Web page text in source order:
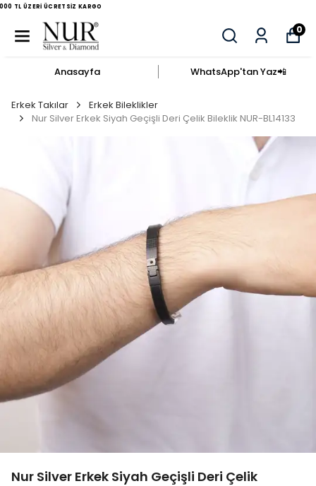
0
Anasayfa WhatsApp'tan Yaz​📲​
Erkek Takılar
Erkek Bileklikler
Nur Silver Erkek Siyah Geçişli Deri Çelik Bileklik NUR-BL14133
Nur Silver Erkek Siyah Geçişli Deri Çelik